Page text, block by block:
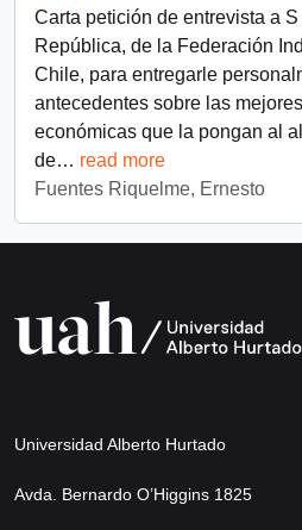
Carta petición de entrevista a
República, de la Federación
Chile, para entregarle
antecedentes sobre las
económicas que la pongan al
de… read more
Fuentes Riquelme, Ernesto
Universidad Alberto Hurtado
Avda. Bernardo O’Higgins 1825